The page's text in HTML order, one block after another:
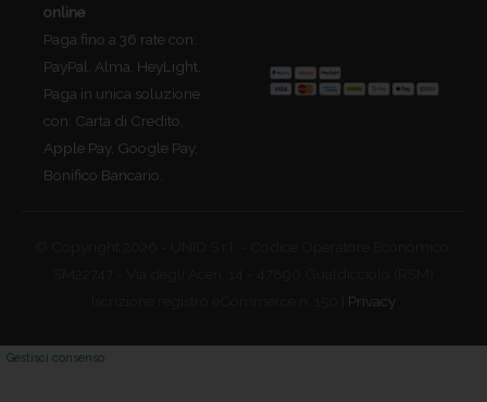
online
Paga fino a 36 rate con:
PayPal, Alma, HeyLight.
Paga in unica soluzione
con: Carta di Credito,
Apple Pay, Google Pay,
Bonifico Bancario.
Privacy
Gestisci consenso